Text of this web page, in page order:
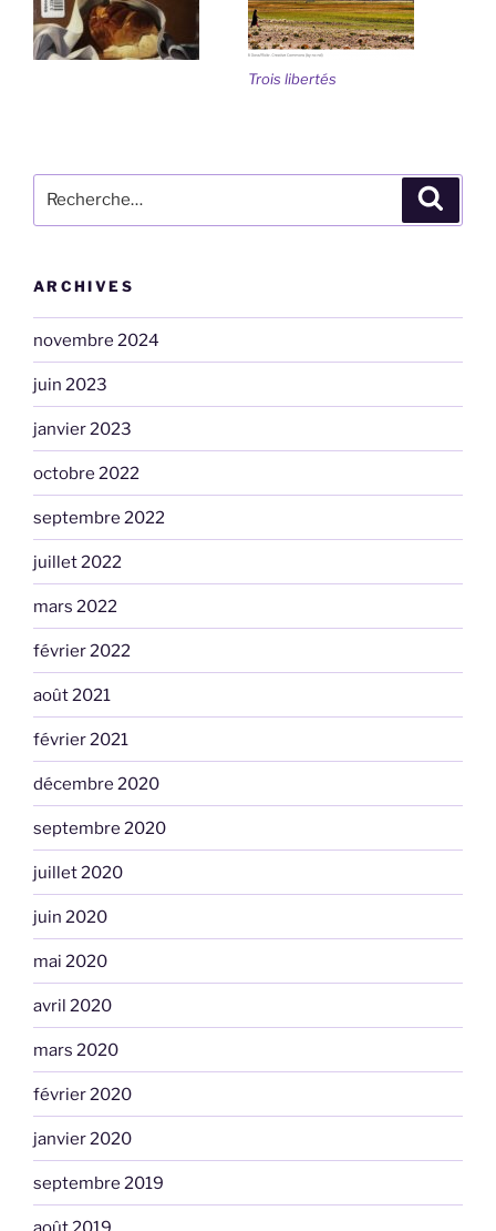
Trois libertés
pour
ARCHIVES
novembre 2024
juin 2023
janvier 2023
octobre 2022
septembre 2022
juillet 2022
mars 2022
février 2022
août 2021
février 2021
décembre 2020
septembre 2020
juillet 2020
juin 2020
mai 2020
avril 2020
mars 2020
février 2020
janvier 2020
septembre 2019